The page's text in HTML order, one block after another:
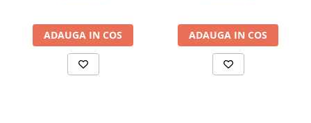
ADAUGA IN COS ADAUGA IN COS